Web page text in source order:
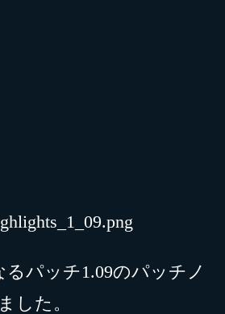
パッチ1.09のパッチノ
した。